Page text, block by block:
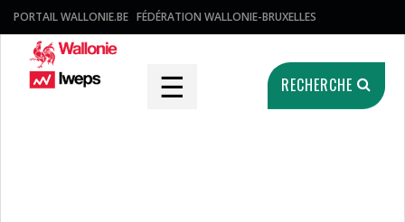
PORTAIL WALLONIE.BE FÉDÉRATION WALLONIE-BRUXELLES
☰ RECHERCHE